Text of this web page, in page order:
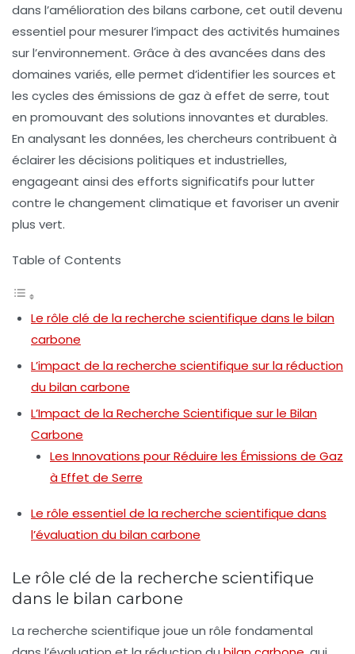
dans l’amélioration des bilans carbone, cet outil devenu
essentiel pour mesurer l’impact des activités humaines
sur l’environnement. Grâce à des avancées dans des
domaines variés, elle permet d’identifier les sources et
les cycles des émissions de gaz à effet de serre, tout
en promouvant des solutions innovantes et durables.
En analysant les données, les chercheurs contribuent à
éclairer les décisions politiques et industrielles,
engageant ainsi des efforts significatifs pour lutter
contre le changement climatique et favoriser un avenir
plus vert.
Table of Contents
Le rôle clé de la recherche scientifique dans le bilan
carbone
L’impact de la recherche scientifique sur la réduction
du bilan carbone
L’Impact de la Recherche Scientifique sur le Bilan
Carbone
Les Innovations pour Réduire les Émissions de Gaz
à Effet de Serre
Le rôle essentiel de la recherche scientifique dans
l’évaluation du bilan carbone
Le rôle clé de la recherche scientifique
dans le bilan carbone
La recherche scientifique joue un rôle fondamental